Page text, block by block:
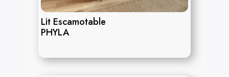
Lit Escamotable
PHYLA